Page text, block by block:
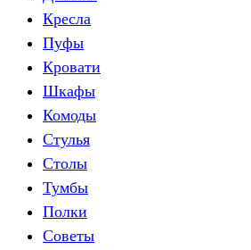
Кресла
Пуфы
Кровати
Шкафы
Комоды
Стулья
Столы
Тумбы
Полки
Советы